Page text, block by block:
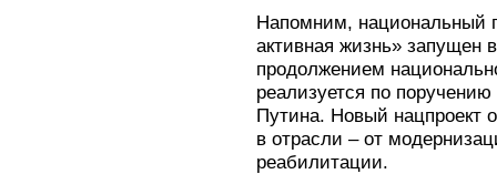
Напомним, национальный
активная жизнь» запущен
продолжением
реализуется по
Путина. Новый нацпроект
в отрасли – от
реабилитации.